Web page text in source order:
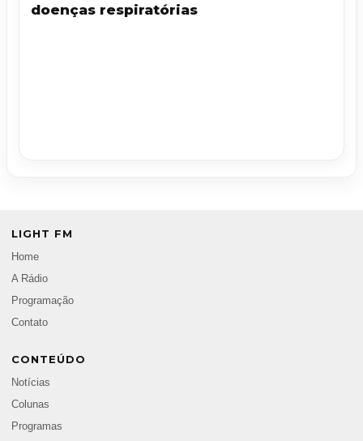
doenças respiratórias
LIGHT FM
Home
A Rádio
Programação
Contato
CONTEÚDO
Notícias
Colunas
Programas